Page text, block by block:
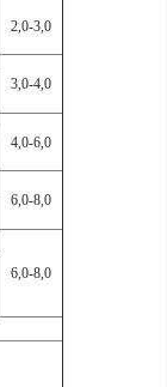
2,0-3,0
3,0-4,0
4,0-6,0
6,0-8,0
6,0-8,0